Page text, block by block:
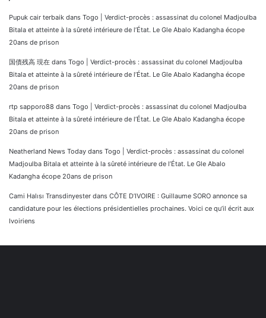
Pupuk cair terbaik dans Togo | Verdict-procès : assassinat du colonel Madjoulba
Bitala et atteinte à la sûreté intérieure de l’État. Le Gle Abalo Kadangha écope
20ans de prison
国債残高 現在 dans Togo | Verdict-procès : assassinat du colonel Madjoulba
Bitala et atteinte à la sûreté intérieure de l’État. Le Gle Abalo Kadangha écope
20ans de prison
rtp sapporo88 dans Togo | Verdict-procès : assassinat du colonel Madjoulba
Bitala et atteinte à la sûreté intérieure de l’État. Le Gle Abalo Kadangha écope
20ans de prison
Neatherland News Today dans Togo | Verdict-procès : assassinat du colonel
Madjoulba Bitala et atteinte à la sûreté intérieure de l’État. Le Gle Abalo
Kadangha écope 20ans de prison
Cami Halısı Transdinyester dans CÔTE D’IVOIRE : Guillaume SORO annonce sa
candidature pour les élections présidentielles prochaines. Voici ce qu’il écrit aux
Ivoiriens